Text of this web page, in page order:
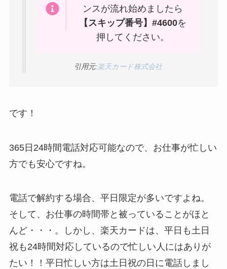
い時の裏ワザ
解約できない？バロ
する方法を完全攻略
ンスが流れ始めましたら
【スキップ番号】#4600を
押してください。
引用元:楽天カード株式会社
です！
365日24時間電話対応可能なので、お仕事が忙しい
方でも安心ですね。
電話で解約する場合、平日限定が多いですよね。
そして、お仕事の時間帯と被っていることがほと
んど・・・。しかし、楽天カードは、平日も土日
祝も24時間対応しているので忙しい人にはありが
たい！！平日忙しい方は土日祝の日に電話しまし